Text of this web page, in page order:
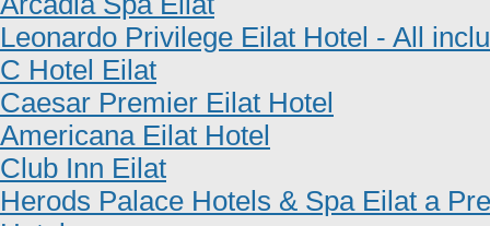
Leonardo Privilege Eilat Hotel - All
C Hotel Eilat
Caesar Premier Eilat Hotel
Americana Eilat Hotel
Club Inn Eilat
Herods Palace Hotels & Spa Eilat a